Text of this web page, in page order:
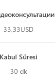
33,33USD
Kabul Süresi
30 dk